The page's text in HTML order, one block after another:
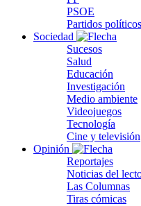
PSOE
Partidos políticos
Sociedad
Sucesos
Salud
Educación
Investigación
Medio ambiente
Videojuegos
Tecnología
Cine y televisión
Opinión
Reportajes
Noticias del
Las Columnas
Tiras cómicas